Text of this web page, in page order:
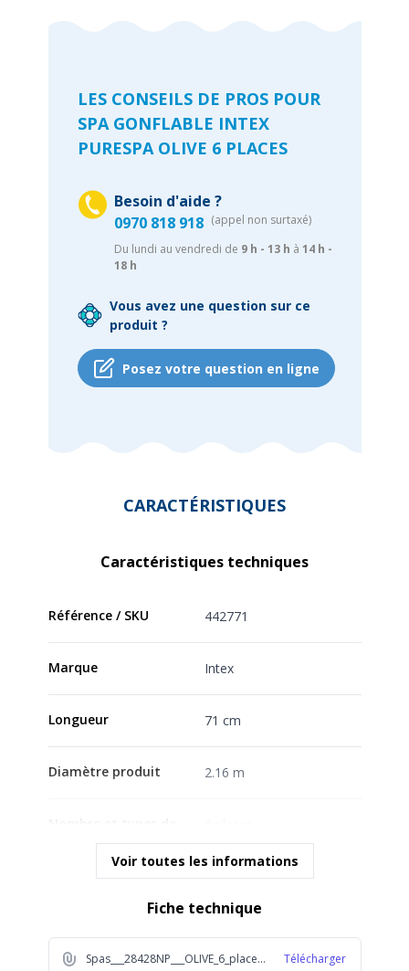
LES CONSEILS DE PROS POUR
SPA GONFLABLE INTEX
PURESPA OLIVE 6 PLACES
Besoin d'aide ?
0970 818 918 (appel non surtaxé)
Du lundi au vendredi de 9 h - 13 h à 14 h -
18 h
Vous avez une question sur ce
produit ?
Posez votre question en ligne
CARACTÉRISTIQUES
Caractéristiques techniques
Référence / SKU 442771
Marque Intex
Longueur 71 cm
Diamètre produit 2.16 m
Réchauffeur 2200
Voir toutes les informations
Fiche technique
Spas___28428NP___OLIVE_6_places_5dd5 Télécharger